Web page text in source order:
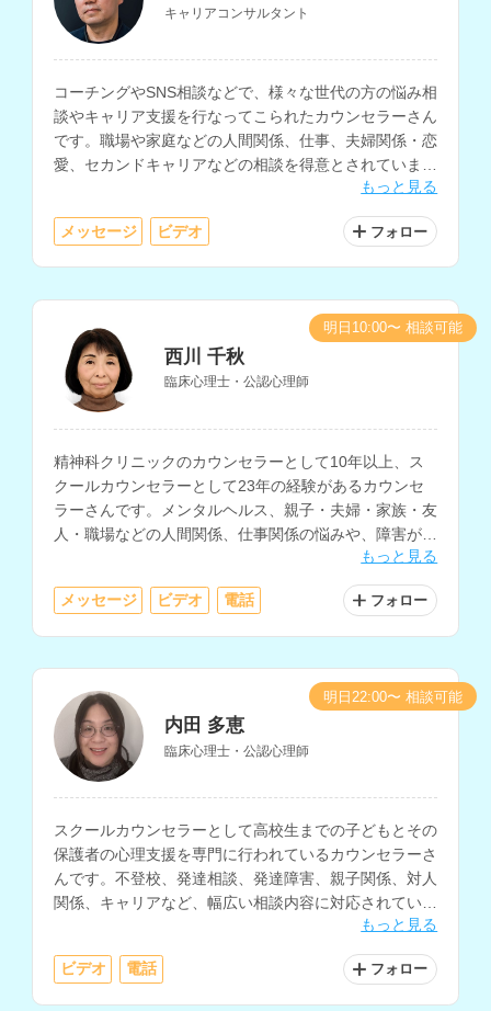
キャリアコンサルタント
コーチングやSNS相談などで、様々な世代の方の悩み相
談やキャリア支援を行なってこられたカウンセラーさん
です。職場や家庭などの人間関係、仕事、夫婦関係・恋
愛、セカンドキャリアなどの相談を得意とされていま
もっと見る
メッセージ ビデオ フォロー
西川 千秋
臨床心理士・公認心理師
精神科クリニックのカウンセラーとして10年以上、ス
クールカウンセラーとして23年の経験があるカウンセ
ラーさんです。メンタルヘルス、親子・夫婦・家族・友
人・職場などの人間関係、仕事関係の悩みや、障害があ
もっと見る
メッセージ ビデオ 電話 フォロー
明日10:00〜 相談可能
内田 多恵
臨床心理士・公認心理師
スクールカウンセラーとして高校生までの子どもとその
保護者の心理支援を専門に行われているカウンセラーさ
んです。不登校、発達相談、発達障害、親子関係、対人
関係、キャリアなど、幅広い相談内容に対応されていま
す。病院での勤務経験や大学講師の経験もお持ちです。
もっと見る
ビデオ 電話 フォロー
明日22:00〜 相談可能